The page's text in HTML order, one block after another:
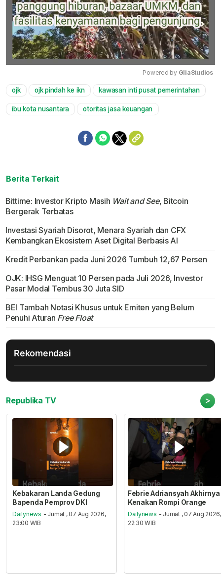
Mute
Powered by GliaStudios
ojk ojk pindah ke ikn kawasan inti pusat pemerintahan
ibu kota nusantara otoritas jasa keuangan
Berita Terkait
Bittime: Investor Kripto Masih Wait and See, Bitcoin
Bergerak Terbatas
Investasi Syariah Disorot, Menara Syariah dan CFX
Kembangkan Ekosistem Aset Digital Berbasis AI
Kredit Perbankan pada Juni 2026 Tumbuh 12,67 Persen
OJK: IHSG Menguat 10 Persen pada Juli 2026, Investor
Pasar Modal Tembus 30 Juta SID
BEI Tambah Notasi Khusus untuk Emiten yang Belum
Penuhi Aturan Free Float
Rekomendasi
Republika TV >
Kebakaran Landa Gedung
Bapenda Pemprov DKI
Dailynews - Jumat , 07 Aug 2026,
23:00 WIB
Febrie Adriansyah Akhirnya
Kenakan Rompi Orange
Dailynews - Jumat , 07 Aug 2026,
22:30 WIB